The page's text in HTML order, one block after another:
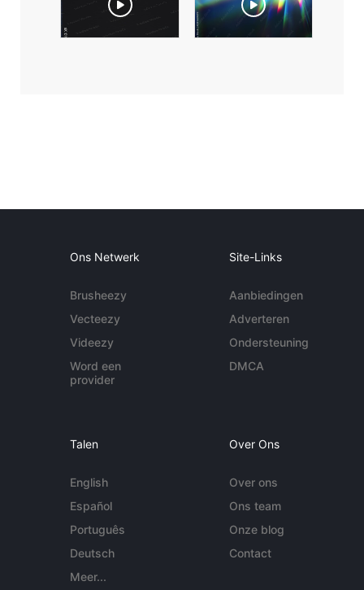
Ons Netwerk
Brusheezy
Vecteezy
Videezy
Word een
provider
Site-Links
Aanbiedingen
Adverteren
Ondersteuning
DMCA
Talen
English
Español
Português
Deutsch
Meer...
Over Ons
Over ons
Ons team
Onze blog
Contact